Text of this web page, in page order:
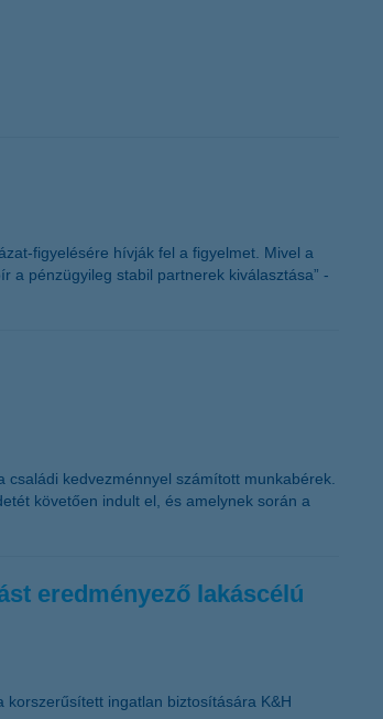
figyelésére hívják fel a figyelmet. Mivel a
a pénzügyileg stabil partnerek kiválasztása” -
kedvezménnyel számított munkabérek.
követően indult el, és amelynek során a
eredményező lakáscélú
ingatlan biztosítására K&H